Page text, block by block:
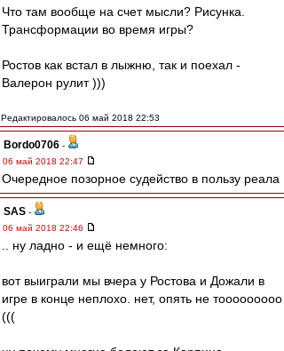
Что там вообще на счет мысли? Рисунка.
Трансформации во время игры?
Ростов как встал в лыжню, так и поехал -
Валерон рулит )))
Редактировалось 06 май 2018 22:53
Bordo0706 -
06 май 2018 22:47
Очередное позорное судейство в пользу реала
SAS -
06 май 2018 22:46
.. ну ладно - и ещё немного:
вот выиграли мы вчера у Ростова и Дожали в
игре в конце неплохо. нет, опять не тооооооооо
(((